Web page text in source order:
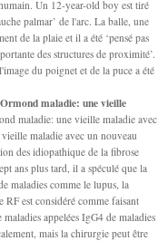
Un 12-year-old boy est tiré
palmar’ de l'arc. La balle, une
de la plaie et il a été ‘pensé pas
des structures de proximité’.
du poignet et de la puce a été
Ormond maladie: une vieille
maladie: une vieille maladie avec
maladie avec un nouveau
des idiopathique de la fibrose
ans plus tard, il a spéculé que la
maladies comme le lupus, la
est considéré comme faisant
appelées IgG4 de maladies
mais la chirurgie peut être